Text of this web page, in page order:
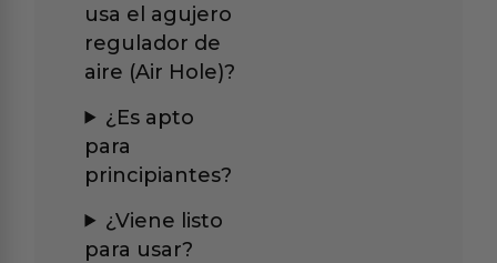
usa el agujero
regulador de
aire (Air Hole)?
¿Es apto
para
principiantes?
¿Viene listo
para usar?